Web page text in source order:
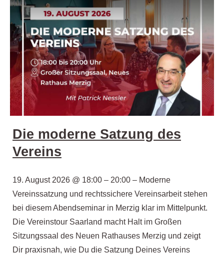
Die moderne Satzung des
Vereins
19. August 2026 @ 18:00 – 20:00 – Moderne
Vereinssatzung und rechtssichere Vereinsarbeit stehen
bei diesem Abendseminar in Merzig klar im Mittelpunkt.
Die Vereinstour Saarland macht Halt im Großen
Sitzungssaal des Neuen Rathauses Merzig und zeigt
Dir praxisnah, wie Du die Satzung Deines Vereins